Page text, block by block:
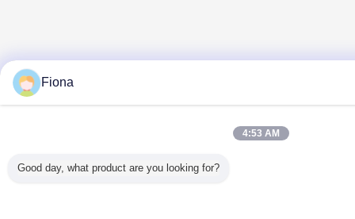
Fiona
4:53 AM
Good day, what product are you looking for?